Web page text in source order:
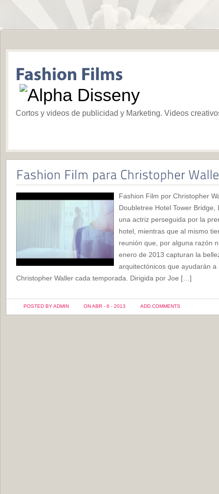
Cortos y videos de publicidad y Marketing. Videos
Fashion Film por Christopher
Doubletree Hotel Tower
una actriz perseguida por la
hotel, mientras que al mismo
reunión que, por alguna razón
enero de 2013 capturan la
arquitectónicos que ayudarán
Christopher Waller cada temporada. Dirigida por Joe […]
POSTED BY ADMIN ON ABR - 6 - 2013 ADD COMMENTS